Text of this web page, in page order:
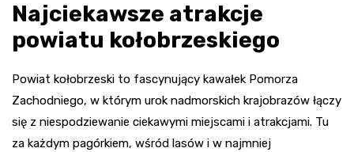
Najciekawsze atrakcje
powiatu kołobrzeskiego
Powiat kołobrzeski to fascynujący kawałek Pomorza
Zachodniego, w którym urok nadmorskich krajobrazów łączy
się z niespodziewanie ciekawymi miejscami i atrakcjami. Tu
za każdym pagórkiem, wśród lasów i w najmniej